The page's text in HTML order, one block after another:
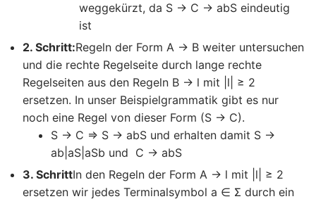
weggekürzt, da S → C → abS eindeutig
ist
2. Schritt:Regeln der Form A → B weiter untersuchen
und die rechte Regelseite durch lange rechte
Regelseiten aus den Regeln B → l mit |l| ≥ 2
ersetzen. In unser Beispielgrammatik gibt es nur
noch eine Regel von dieser Form (S → C).
S → C => S → abS und erhalten damit S →
ab|aS|aSb und C → abS
3. SchrittIn den Regeln der Form A → l mit |l| ≥ 2
ersetzen wir jedes Terminalsymbol a ∈ Σ durch ein